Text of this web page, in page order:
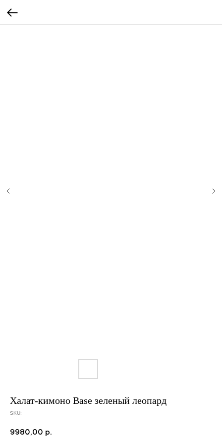
Халат-кимоно Base зеленый леопард
SKU:
9980,00 р.